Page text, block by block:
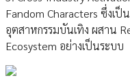
Fandom Characters ซึ่งเ
อุตสาหกรรมบันเทิง ผสาน
Ecosystem อย่างเป็นระบบ